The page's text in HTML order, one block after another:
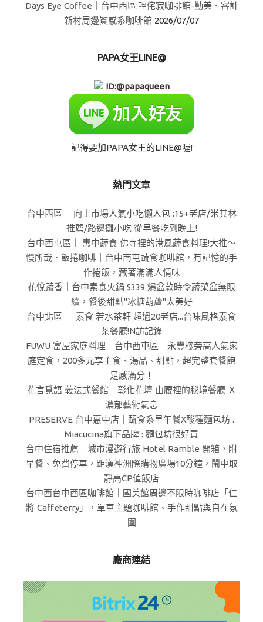
Days Eye Coffee｜台中西區:輕侘寂咖啡館-勤美、審計
新村周邊質感系咖啡館 2026/07/07
PAPA女王LINE@
ID:@papaqueen
記得要加PAPA女王的LINE@喔!
熱門文章
台中西區 ｜向上市場人氣小吃懶人包 :15+老店/米其林
推薦/路邊攤小吃 從早餐吃到晚上!
台中西屯區｜ 惠中蔬食 佛寺裡的港風蔬食料理!大推～
慢所哉．飯捲咖啡｜台中南屯蔬食咖啡館，有記憶的手
作捲飯，藏著滿滿人情味
花悅蔬香｜台中素食火鍋 $339 爆盆款時令蔬菜盆無限
續，餐後甜點"冰糖葫蘆"太美好
台中北區 ｜ 素食 若水茶軒 超過20老店...台味風格素食
茶餐廳!N訪記錄
FUWU 富屋家庭料理｜台中西屯區｜永豐棧旁高人氣家
庭定食，200多元享主食、湯品、甜點，超完整套餐飽
足感滿分！
花言覓語 義法式餐館｜彰化花壇 山腰裡的秘境餐廳 Ｘ
濃郁藝術氣息
PRESERVE 台中惠中店｜蔬食系早午餐X酸種麵包坊 .
Miacucina旗下品牌 : 麵包坊很好買
台中住宿推薦｜城市漫遊行旅 Hotel Ramble 開箱，附
早餐、免費停車，距漢神洲際購物廣場10分鐘，鬧中取
靜高CP值飯店
台中西台中西區咖啡館｜國美館周邊不限時咖啡店「仁
將 Caffeterry」，單車主題咖啡館、手作甜點與自在氛
圍
廠商連結